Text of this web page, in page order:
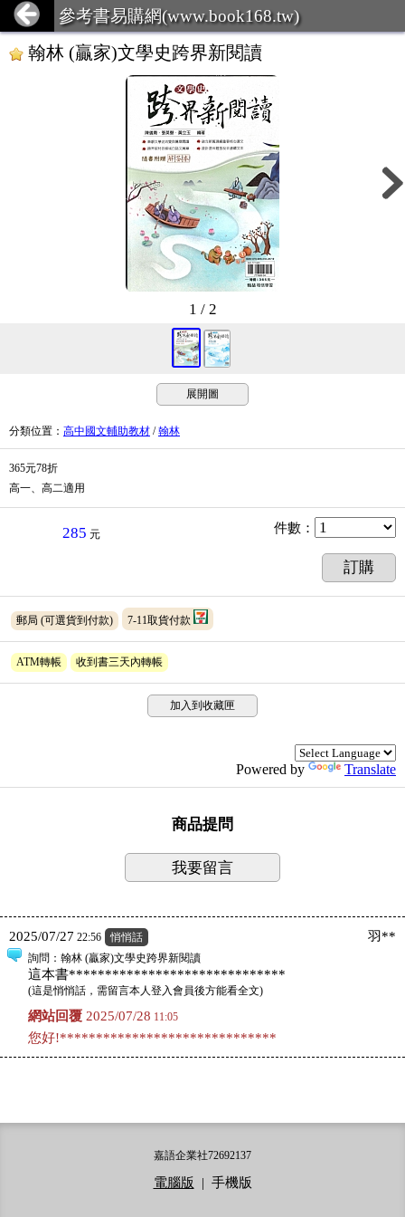
參考書易購網(www.book168.tw)
翰林 (贏家)文學史跨界新閱讀
1 / 2
展開圖
分類位置 ： 高中國文輔助教材 /翰林
365元78折
高一、高二適用
285 元 件數 ：
訂購
郵局 (可選貨到付款) 7-11取貨付款
ATM轉帳 收到書三天內轉帳
加入到收藏匣
Powered by Translate
商品提問
我要留言
2025/07/27 22:56 悄悄話 羽**
詢問 ：翰林 (贏家)文學史跨界新閱讀
這本書******************************
(這是悄悄話，需留言本人登入會員後方能看全文)
網站回覆2025/07/28 11:05
您好!******************************
嘉語企業社72692137
電腦版 | 手機版